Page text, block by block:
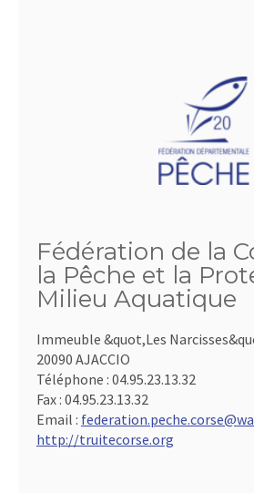
Fédération de la
la Pêche et la
Milieu Aquatique
Immeuble &quot,Les
20090 AJACCIO
Téléphone : 04.95.23.13.32
Fax : 04.95.23.13.32
Email :
http://truitecorse.org